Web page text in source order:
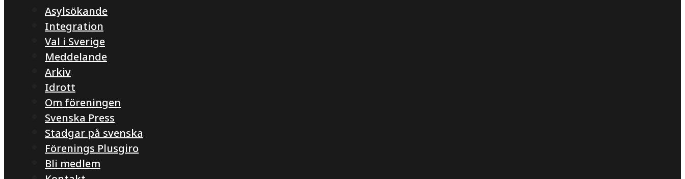
Asylsökande
Integration
Val i Sverige
Meddelande
Arkiv
Idrott
Om föreningen
Svenska Press
Stadgar på svenska
Förenings Plusgiro
Bli medlem